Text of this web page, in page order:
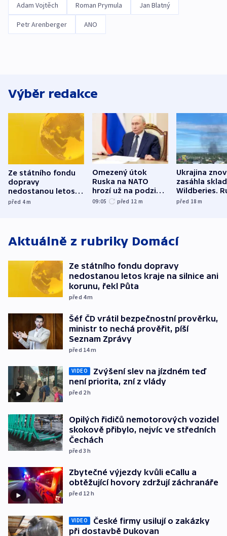
Adam Vojtěch Roman Prymula Jan Blatný
Petr Arenberger ANO
Výběr redakce
Ze státního fondu
dopravy
nedostanou letos
kraje na silnice ani
před 4m
Omezený útok
Ruska na NATO
hrozí už na podzim,
varují tajné služby
09:05 před 12 m
Ukrajina
zasáhla
Wildberies.
útočili v
před 18m
Aktuálně z rubriky Domácí
Ze státního fondu dopravy
nedostanou letos kraje na silnice ani
korunu, řekl Půta
před 4m
Šéf ČD vrátil bezpečnostní prověrku,
ministr to nechá prověřit, píší
Seznam Zprávy
před 14m
VIDEO
Zvýšení slev na jízdném teď
není priorita, zní z vlády
před 2h
Opilých řidičů nemotorových vozidel
skokově přibylo, nejvíc ve středních
Čechách
před 3h
Zbytečné výjezdy kvůli eCallu a
obtěžující hovory zdržují záchranáře
před 12 h
VIDEO
České firmy usilují o zakázky
při dostavbě Dukovan